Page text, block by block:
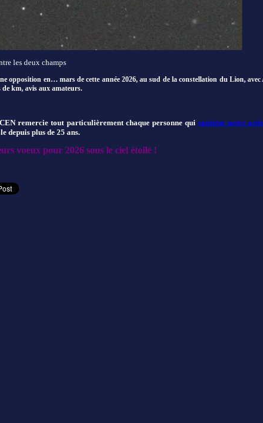
les deux champs
opposition en… mars de cette année 2026, au sud de la constellation du Lion,
km, avis aux amateurs.
remercie tout particulièrement chaque personne qui soutient notre
depuis plus de 25 ans.
voeux pour 2026 sous le ciel étoilé !